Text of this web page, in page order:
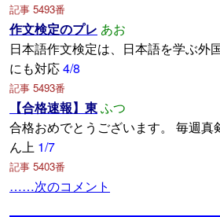
記事 5493番
作文検定のプレ あお
日本語作文検定は、日本語を学ぶ外
にも対応4/8
記事 5493番
【合格速報】東ふつ
合格おめでとうございます。 毎週真
ん上 1/7
記事 5403番
……次のコメント